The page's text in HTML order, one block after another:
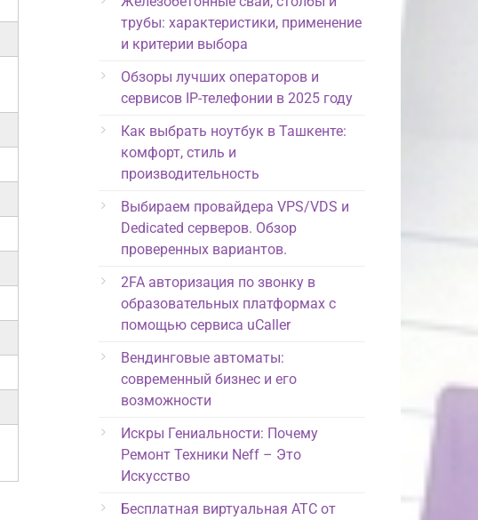
трубы: характеристики, применение
и критерии выбора
Обзоры лучших операторов и
сервисов IP-телефонии в 2025 году
Как выбрать ноутбук в Ташкенте:
комфорт, стиль и
производительность
Выбираем провайдера VPS/VDS и
Dedicated серверов. Обзор
проверенных вариантов.
2FA авторизация по звонку в
образовательных платформах с
помощью сервиса uCaller
Вендинговые автоматы:
современный бизнес и его
возможности
Искры Гениальности: Почему
Ремонт Техники Neff – Это
Искусство
Бесплатная виртуальная АТС от